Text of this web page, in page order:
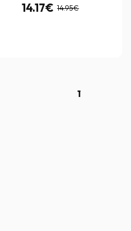
14.17€ 14.95€
1